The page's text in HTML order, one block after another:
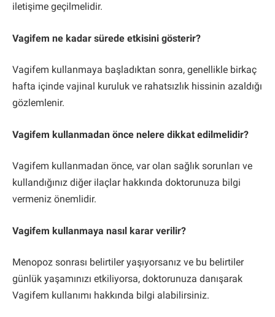
iletişime geçilmelidir.
Vagifem ne kadar sürede etkisini gösterir?
Vagifem kullanmaya başladıktan sonra, genellikle birkaç
hafta içinde vajinal kuruluk ve rahatsızlık hissinin azaldığı
gözlemlenir.
Vagifem kullanmadan önce nelere dikkat edilmelidir?
Vagifem kullanmadan önce, var olan sağlık sorunları ve
kullandığınız diğer ilaçlar hakkında doktorunuza bilgi
vermeniz önemlidir.
Vagifem kullanmaya nasıl karar verilir?
Menopoz sonrası belirtiler yaşıyorsanız ve bu belirtiler
günlük yaşamınızı etkiliyorsa, doktorunuza danışarak
Vagifem kullanımı hakkında bilgi alabilirsiniz.